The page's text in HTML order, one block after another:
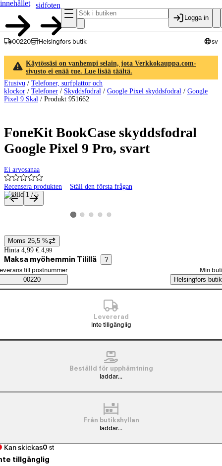
innehållet
sidfoten
Logga in
00220 Helsingfors butik sv
Käytössäsi on vanhempi selain, jota Verkkokauppa.com-
sivusto ei enää tue. Lue lisää täältä.
Etusivu / Telefoner, surfplattor och
klockor / Telefoner / Skyddsfodral / Google Pixel skyddsfodral / Google
Pixel 9 Skal / Produkt 951662
FoneKit BookCase skyddsfodral
Google Pixel 9 Pro, svart
Ei arvosanaa
Recensera produkten Ställ den första frågan
Produktbilder och videor
Visa produktbild 1
Visa produktbild 2
Visa produktbild 3
Visa produktbild 4
Visa produktbild 5
Prisinformation
Moms 25,5 %
Hinta 4,99 €. 4,99
Maksa myöhemmin Tilillä ?
Saatavuustiedot
beställningssätt
till postnummer
00220
Min
Helsingfors butik
Levererad
Inte tillgänglig
Beställd för upphämtning
laddar...
Från butikshyllan
laddar...
Kan skickas0 st
tillgänglig